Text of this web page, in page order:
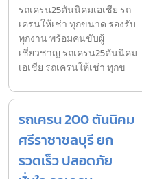
รถเครน25ตันนิคมเอเชีย รถ
เครนให้เช่า ทุกขนาด รองรับ
ทุกงาน พร้อมคนขับผู้
เชี่ยวชาญ รถเครน25ตันนิคม
เอเชีย รถเครนให้เช่า ทุกข
รถเครน 200 ตันนิคม
ศรีราชาชลบุรี ยก
รวดเร็ว ปลอดภัย